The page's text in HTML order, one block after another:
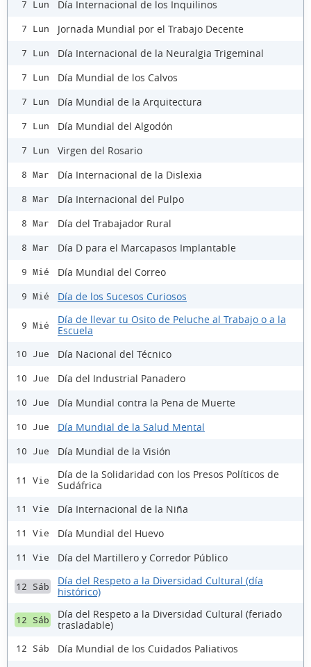
7 Lun Día Internacional de los Inquilinos
7 Lun Jornada Mundial por el Trabajo Decente
7 Lun Día Internacional de la Neuralgia Trigeminal
7 Lun Día Mundial de los Calvos
7 Lun Día Mundial de la Arquitectura
7 Lun Día Mundial del Algodón
7 Lun Virgen del Rosario
8 Mar Día Internacional de la Dislexia
8 Mar Día Internacional del Pulpo
8 Mar Día del Trabajador Rural
8 Mar Día D para el Marcapasos Implantable
9 Mié Día Mundial del Correo
9 Mié Día de los Sucesos Curiosos
9 Mié
Día de llevar tu Osito de Peluche al Trabajo o a la
Escuela
10 Jue Día Nacional del Técnico
10 Jue Día del Industrial Panadero
10 Jue Día Mundial contra la Pena de Muerte
10 Jue Día Mundial de la Salud Mental
10 Jue Día Mundial de la Visión
11 Vie
Día de la Solidaridad con los Presos Políticos de
Sudáfrica
11 Vie Día Internacional de la Niña
11 Vie Día Mundial del Huevo
11 Vie Día del Martillero y Corredor Público
12 Sáb
Día del Respeto a la Diversidad Cultural (día
histórico)
12 Sáb
Día del Respeto a la Diversidad Cultural (feriado
trasladable)
12 Sáb
Día Mundial de los Cuidados Paliativos